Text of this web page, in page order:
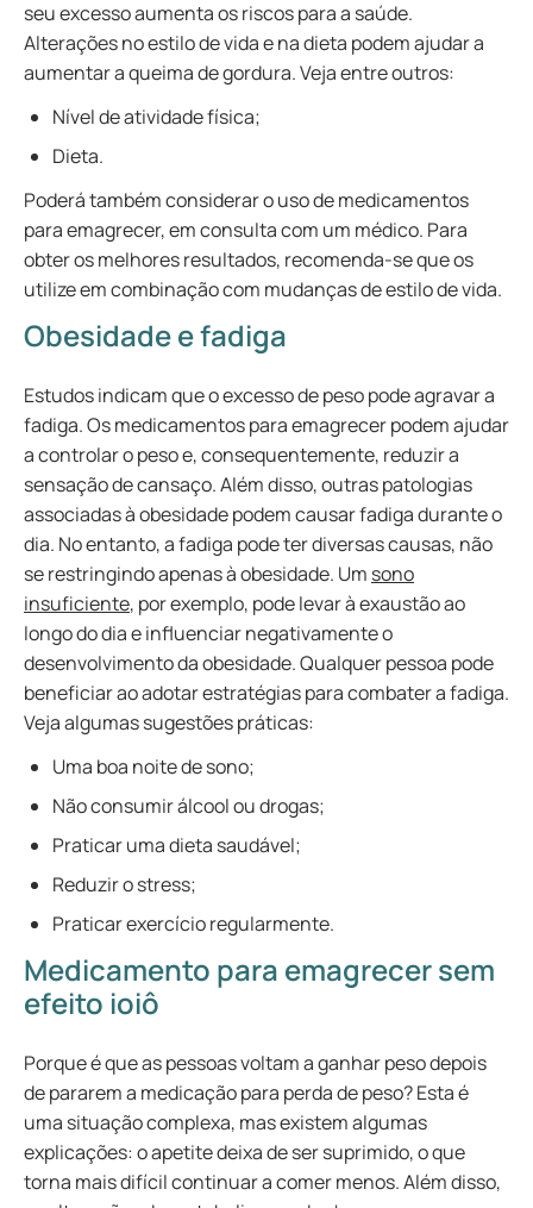
seu excesso aumenta os riscos para a saúde.
Alterações no estilo de vida e na dieta podem ajudar a
aumentar a queima de gordura. Veja entre outros:
Nível de atividade física;
Dieta.
Poderá também considerar o uso de medicamentos
para emagrecer, em consulta com um médico. Para
obter os melhores resultados, recomenda-se que os
utilize em combinação com mudanças de estilo de vida.
Obesidade e fadiga
Estudos indicam que o excesso de peso pode agravar a
fadiga. Os medicamentos para emagrecer podem ajudar
a controlar o peso e, consequentemente, reduzir a
sensação de cansaço. Além disso, outras patologias
associadas à obesidade podem causar fadiga durante o
dia. No entanto, a fadiga pode ter diversas causas, não
se restringindo apenas à obesidade. Um sono
insuficiente, por exemplo, pode levar à exaustão ao
longo do dia e influenciar negativamente o
desenvolvimento da obesidade. Qualquer pessoa pode
beneficiar ao adotar estratégias para combater a fadiga.
Veja algumas sugestões práticas:
Uma boa noite de sono;
Não consumir álcool ou drogas;
Praticar uma dieta saudável;
Reduzir o stress;
Praticar exercício regularmente.
Medicamento para emagrecer sem
efeito ioiô
Porque é que as pessoas voltam a ganhar peso depois
de pararem a medicação para perda de peso? Esta é
uma situação complexa, mas existem algumas
explicações: o apetite deixa de ser suprimido, o que
torna mais difícil continuar a comer menos. Além disso,